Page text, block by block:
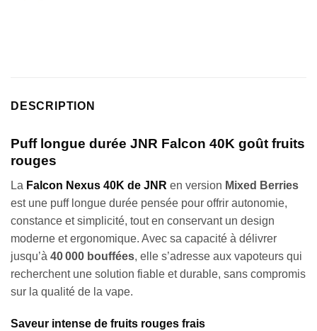
DESCRIPTION
Puff longue durée JNR Falcon 40K goût fruits
rouges
La Falcon Nexus 40K de JNR en version Mixed Berries
est une puff longue durée pensée pour offrir autonomie,
constance et simplicité, tout en conservant un design
moderne et ergonomique. Avec sa capacité à délivrer
jusqu’à 40 000 bouffées, elle s’adresse aux vapoteurs qui
recherchent une solution fiable et durable, sans compromis
sur la qualité de la vape.
Saveur intense de fruits rouges frais